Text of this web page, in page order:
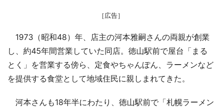
［広告］
1973（昭和48）年、店主の河本雅嗣さんの両親が創業
し、約45年間営業していた同店。徳山駅前で屋台「まる
とく」を営業する傍ら、定食やちゃんぽん、ラーメンなど
を提供する食堂として地域住民に親しまれてきた。
河本さんも18年半にわたり、徳山駅前で「札幌ラーメン